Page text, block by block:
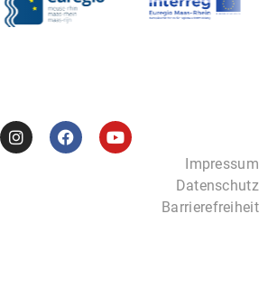
Impressum
Datenschutz
Barrierefreiheit